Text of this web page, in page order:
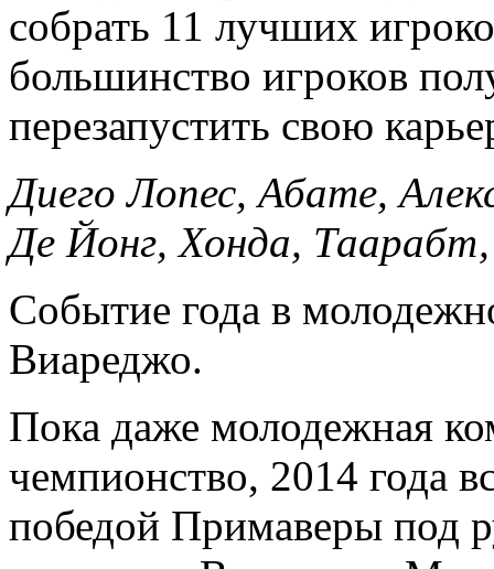
собрать 11 лучших
большинство игроков
перезапустить свою
Диего Лопес, Абате,
Де Йонг, Хонда,
Событие года в
Виареджо.
Пока даже молодежная
чемпионство, 2014 года
победой Примаверы под